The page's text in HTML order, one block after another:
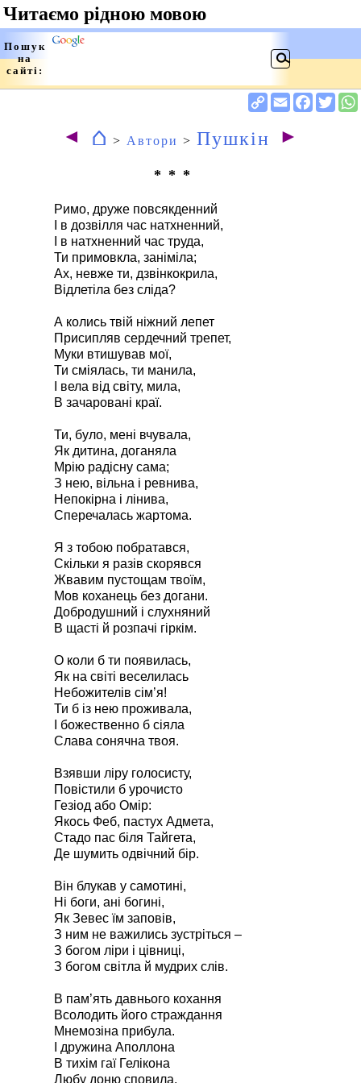
◄ ⌂ > Автори > Пушкін ►
* * *
Римо, друже повсякденний
І в дозвілля час натхненний,
І в натхненний час труда,
Ти примовкла, заніміла;
Ах, невже ти, дзвінкокрила,
Відлетіла без сліда?
А колись твій ніжний лепет
Присипляв сердечний трепет,
Муки втишував мої,
Ти сміялась, ти манила,
І вела від світу, мила,
В зачаровані краї.
Ти, було, мені вчувала,
Як дитина, доганяла
Мрію радісну сама;
З нею, вільна і ревнива,
Непокірна і лінива,
Сперечалась жартома.
Я з тобою побратався,
Скільки я разів скорявся
Жвавим пустощам твоїм,
Мов коханець без догани.
Добродушний і слухняний
В щасті й розпачі гіркім.
О коли б ти появилась,
Як на світі веселилась
Небожителів сім’я!
Ти б із нею проживала,
І божественно б сіяла
Слава сонячна твоя.
Взявши ліру голосисту,
Повістили б урочисто
Гезіод або Омір:
Якось Феб, пастух Адмета,
Стадо пас біля Тайгета,
Де шумить одвічний бір.
Він блукав у самотині,
Ні боги, ані богині,
Як Зевес їм заповів,
З ним не важились зустріться –
З богом ліри і цівниці,
З богом світла й мудрих слів.
В пам’ять давнього кохання
Всолодить його страждання
Мнемозіна прибула.
І дружина Аполлона
В тихім гаї Гелікона
Любу доню сповила.